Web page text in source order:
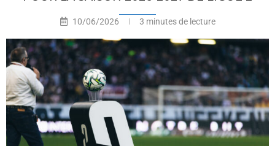
10/06/2026 3 minutes de lecture